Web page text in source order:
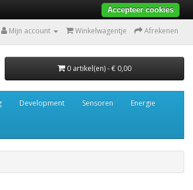
Mijn account Winkelwagentje Afrekenen
0 artikel(en) - € 0,00
Development Sensoren Energie
Accepteer cookies